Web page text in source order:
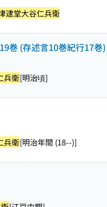
逮堂大谷仁兵衛
巻 (存述言10巻紀行17巻)
兵衛[明治頃]
兵衛[明治年間 (18--)]